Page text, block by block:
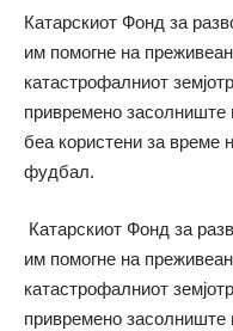
Катарскиот Фонд за
им помогне на
катастрофалниот
привремено засолниште
беа користени за време
фудбал.
Катарскиот Фонд за
им помогне на
катастрофалниот
привремено засолниште